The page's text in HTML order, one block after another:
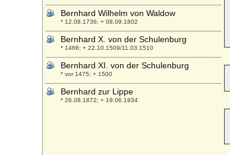
Bernhard Wilhelm von Waldow
* 12.08.1736; + 08.09.1802
Bernhard X. von der Schulenburg
* 1466; + 22.10.1509/11.03.1510
Bernhard XI. von der Schulenburg
* vor 1475; + 1500
Bernhard zur Lippe
* 26.08.1872; + 19.06.1934